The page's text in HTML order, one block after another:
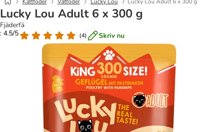
Lucky Lou Adult 6 x 300 g
Fjäderfä
: 4.5/5
(4) Skriv nu